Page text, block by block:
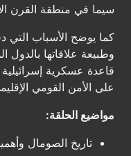
سيما في منطقة القرن
كما يوضح الأسباب
وطبيعة علاقاتها بالدول
قاعدة عسكرية
على الأمن القومي
مواضيع الحلقة:
تاريخ الصومال